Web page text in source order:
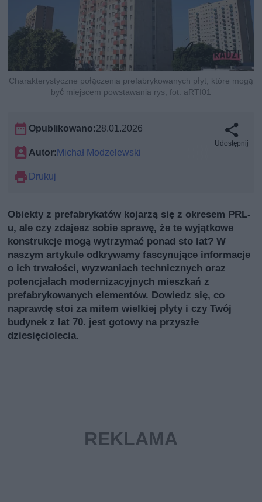
Charakterystyczne połączenia prefabrykowanych płyt, które mogą
być miejscem powstawania rys, fot. aRTI01
Opublikowano:28.01.2026
Autor:Michał Modzelewski
Drukuj
Udostępnij
Obiekty z prefabrykatów kojarzą się z okresem PRL-
u, ale czy zdajesz sobie sprawę, że te wyjątkowe
konstrukcje mogą wytrzymać ponad sto lat? W
naszym artykule odkrywamy fascynujące informacje
o ich trwałości, wyzwaniach technicznych oraz
potencjałach modernizacyjnych mieszkań z
prefabrykowanych elementów. Dowiedz się, co
naprawdę stoi za mitem wielkiej płyty i czy Twój
budynek z lat 70. jest gotowy na przyszłe
dziesięciolecia.